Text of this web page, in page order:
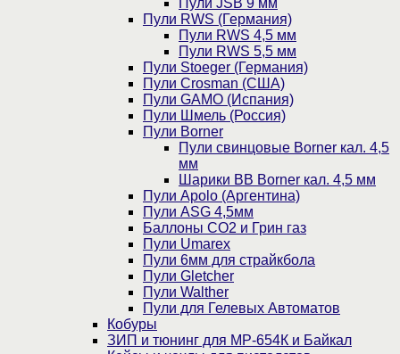
Пули JSB 9 мм
Пули RWS (Германия)
Пули RWS 4,5 мм
Пули RWS 5,5 мм
Пули Stoeger (Германия)
Пули Crosman (США)
Пули GAMO (Испания)
Пули Шмель (Россия)
Пули Borner
Пули свинцовые Borner кал. 4,5
мм
Шарики BB Borner кал. 4,5 мм
Пули Apolo (Аргентина)
Пули ASG 4,5мм
Баллоны CO2 и Грин газ
Пули Umarex
Пули 6мм для страйкбола
Пули Gletcher
Пули Walther
Пули для Гелевых Автоматов
Кобуры
ЗИП и тюнинг для МР-654К и Байкал